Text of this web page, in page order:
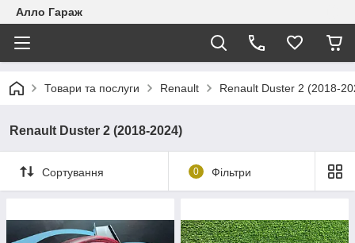
Алло Гараж
Товари та послуги Renault Renault Duster 2 (2018-
Renault Duster 2 (2018-2024)
Сортування 0 Фільтри